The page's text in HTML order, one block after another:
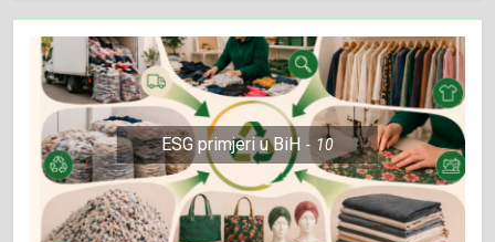
ESG primjeri u BiH 10